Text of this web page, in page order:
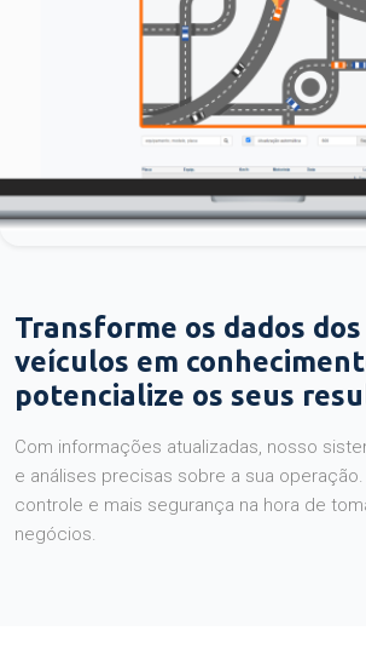
Transforme os dados
veículos em
potencialize os seus
Com informações atualizadas, nosso
e análises precisas sobre a sua
controle e mais segurança na hora de
negócios.